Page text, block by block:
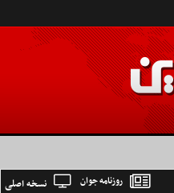
نسخه اصلی روزنامه جوان